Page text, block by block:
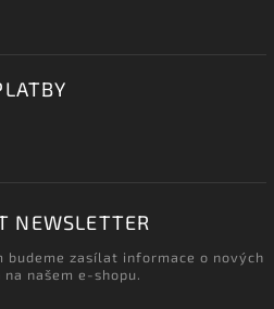
NEWSLETTER
zasílat informace o nových
našem e-shopu.